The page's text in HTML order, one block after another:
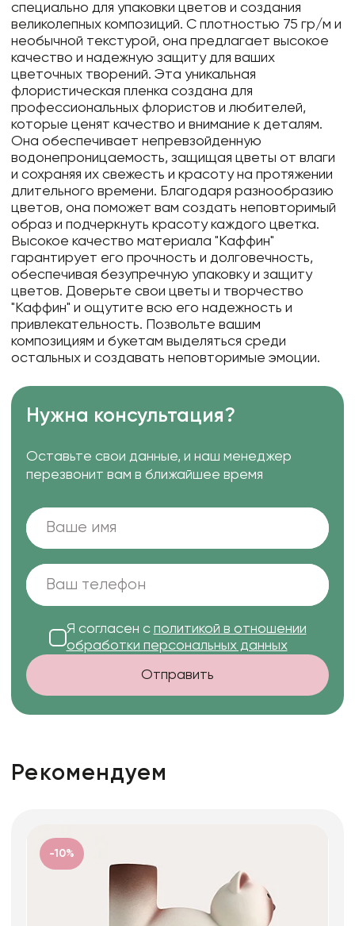
специально для упаковки цветов и создания
великолепных композиций. С плотностью 75 гр/м и
необычной текстурой, она предлагает высокое
качество и надежную защиту для ваших
цветочных творений. Эта уникальная
флористическая пленка создана для
профессиональных флористов и любителей,
которые ценят качество и внимание к деталям.
Она обеспечивает непревзойденную
водонепроницаемость, защищая цветы от влаги
и сохраняя их свежесть и красоту на протяжении
длительного времени. Благодаря разнообразию
цветов, она поможет вам создать неповторимый
образ и подчеркнуть красоту каждого цветка.
Высокое качество материала "Каффин"
гарантирует его прочность и долговечность,
обеспечивая безупречную упаковку и защиту
цветов. Доверьте свои цветы и творчество
"Каффин" и ощутите всю его надежность и
привлекательность. Позвольте вашим
композициям и букетам выделяться среди
остальных и создавать неповторимые эмоции.
Нужна консультация?
Оставьте свои данные, и наш менеджер
перезвонит вам в ближайшее время
Я согласен с политикой в отношении
обработки персональных данных
Отправить
Рекомендуем
-10%